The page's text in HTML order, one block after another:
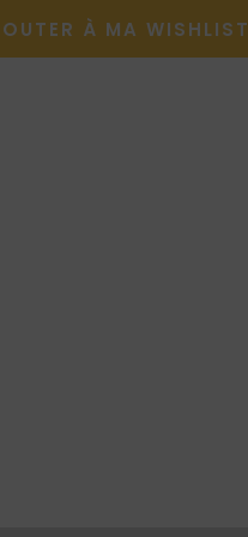
À MA WISHLIST